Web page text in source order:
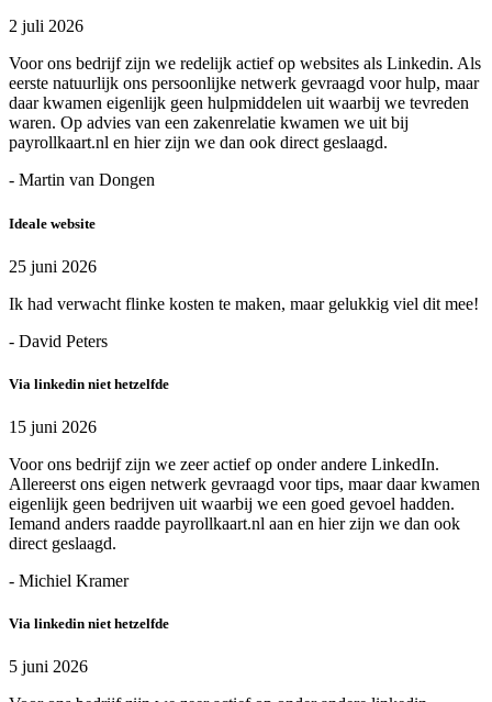
2 juli 2026
Voor ons bedrijf zijn we redelijk actief op websites als Linkedin. Als
eerste natuurlijk ons persoonlijke netwerk gevraagd voor hulp, maar
daar kwamen eigenlijk geen hulpmiddelen uit waarbij we tevreden
waren. Op advies van een zakenrelatie kwamen we uit bij
payrollkaart.nl en hier zijn we dan ook direct geslaagd.
- Martin van Dongen
Ideale website
25 juni 2026
Ik had verwacht flinke kosten te maken, maar gelukkig viel dit mee!
- David Peters
Via linkedin niet hetzelfde
15 juni 2026
Voor ons bedrijf zijn we zeer actief op onder andere LinkedIn.
Allereerst ons eigen netwerk gevraagd voor tips, maar daar kwamen
eigenlijk geen bedrijven uit waarbij we een goed gevoel hadden.
Iemand anders raadde payrollkaart.nl aan en hier zijn we dan ook
direct geslaagd.
- Michiel Kramer
Via linkedin niet hetzelfde
5 juni 2026